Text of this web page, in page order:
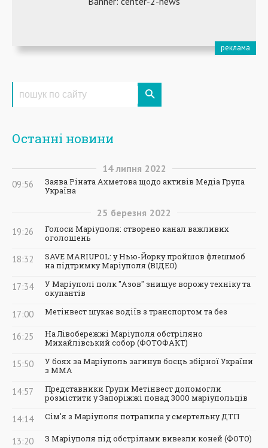
Останні новини
14 липня 2022
09:56
Заява Ріната Ахметова щодо активів Медіа Група
Україна
25 березня 2022
19:26
Голоси Маріуполя: створено канал важливих
оголошень
18:32
SAVE MARIUPOL: у Нью-Йорку пройшов флешмоб
на підтримку Маріуполя (ВІДЕО)
17:34
У Маріуполі полк "Азов" знищує ворожу техніку та
окупантів
17:00 Метінвест шукає водіїв з транспортом та без
16:25
На Лівобережжі Маріуполя обстріляно
Михайлівський собор (ФОТОФАКТ)
15:50
У боях за Маріуполь загинув боєць збірної України
з ММА
14:57
Представники Групи Метінвест допомогли
розмістити у Запоріжжі понад 3000 маріупольців
14:14 Сім'я з Маріуполя потрапила у смертельну ДТП
13:20 З Маріуполя під обстрілами вивезли коней (ФОТО)